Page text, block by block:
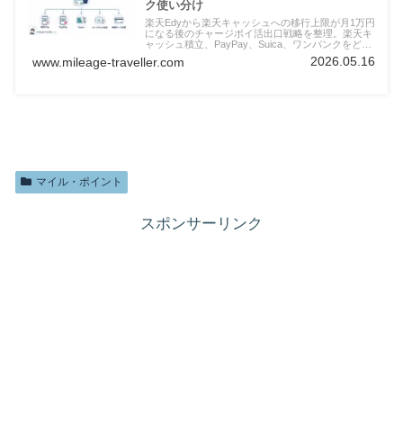
ク使い分け
楽天Edyから楽天キャッシュへの移行上限が月1万円
になる後のチャージポイ活出口戦略を整理。楽天キ
ャッシュ積立、PayPay、Suica、ワンバンクをどう
使い分けるかを実体験ベースでまとめます。
www.mileage-traveller.com 2026.05.16
マイル・ポイント
スポンサーリンク